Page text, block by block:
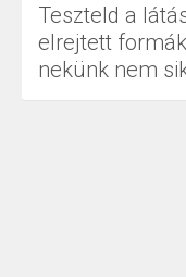
Teszteld a
elrejtett
nekünk nem